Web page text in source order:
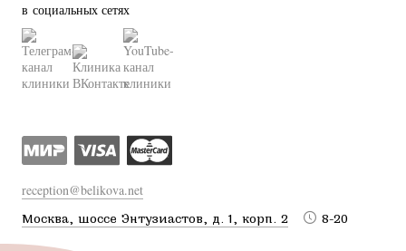
в социальных сетях
reception@belikova.net
Москва, шоссе Энтузиастов, д. 1, корп. 2 8-20